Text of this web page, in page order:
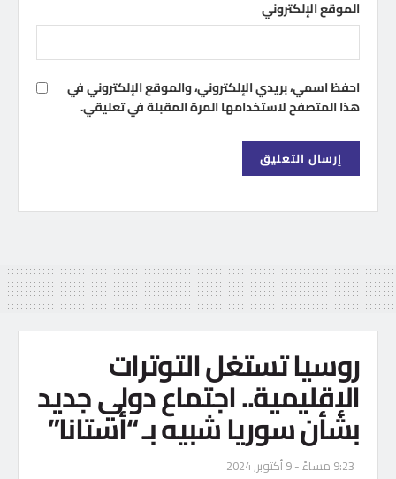
الموقع الإلكتروني
احفظ اسمي، بريدي الإلكتروني، والموقع الإلكتروني في
هذا المتصفح لاستخدامها المرة المقبلة في تعليقي.
روسيا تستغل التوترات
الإقليمية.. اجتماع دولي جديد
بشأن سوريا شبيه بـ “أستانا”
9:23 مساءً - 9 أكتوبر, 2024